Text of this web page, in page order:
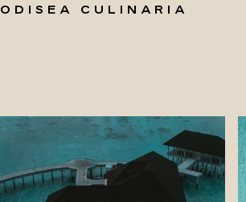
ODISEA CULINARIA